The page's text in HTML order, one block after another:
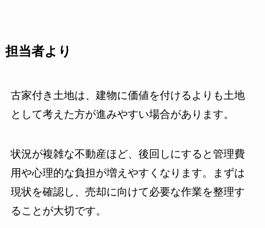
担当者より
古家付き土地は、建物に価値を付けるよりも土地
として考えた方が進みやすい場合があります。
状況が複雑な不動産ほど、後回しにすると管理費
用や心理的な負担が増えやすくなります。まずは
現状を確認し、売却に向けて必要な作業を整理す
ることが大切です。